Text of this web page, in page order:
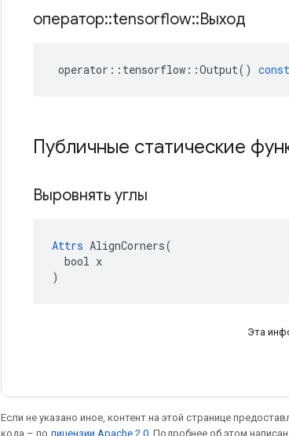
оператор::tensorflow::Выход
operator :: tensorflow ::Output() const
Публичные статические
Выровнять углы
Attrs AlignCorners(
  bool x
)
Эта
Если не указано иное, контент на этой странице
кода – по лицензии Apache 2.0 . Подробнее об этом